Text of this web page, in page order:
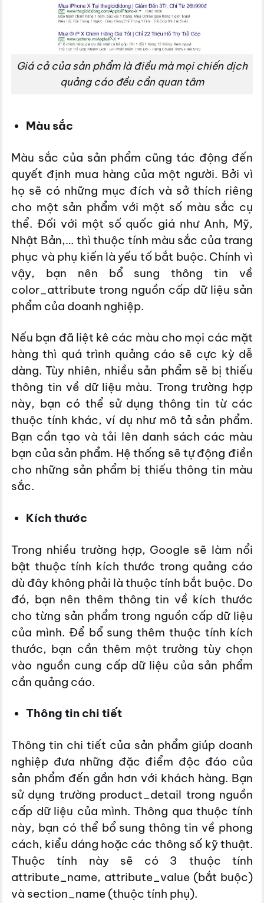
Giá cả của sản phẩm là điều mà mọi chiến dịch
quảng cáo đều cần quan tâm
Màu sắc
Màu sắc của sản phẩm cũng tác động đến
quyết định mua hàng của một người. Bởi vì
họ sẽ có những mục đích và sở thích riêng
cho một sản phẩm với một số màu sắc cụ
thể. Đối với một số quốc giá như Anh, Mỹ,
Nhật Bản,… thì thuộc tính màu sắc của trang
phục và phụ kiến là yếu tố bắt buộc. Chính vì
vậy, bạn nên bổ sung thông tin về
color_attribute trong nguồn cấp dữ liệu sản
phẩm của doanh nghiệp.
Nếu bạn đã liệt kê các màu cho mọi các mặt
hàng thì quá trình quảng cáo sẽ cực kỳ dễ
dàng. Tùy nhiên, nhiều sản phẩm sẽ bị thiếu
thông tin về dữ liệu màu. Trong trường hợp
này, bạn có thể sử dụng thông tin từ các
thuộc tính khác, ví dụ như mô tả sản phẩm.
Bạn cần tạo và tải lên danh sách các màu
bạn của sản phẩm. Hệ thống sẽ tự động điền
cho những sản phẩm bị thiếu thông tin màu
sắc.
Kích thước
Trong nhiều trường hợp, Google sẽ làm nổi
bật thuộc tính kích thước trong quảng cáo
dù đây không phải là thuộc tính bắt buộc. Do
đó, bạn nên thêm thông tin về kích thước
cho từng sản phẩm trong nguồn cấp dữ liệu
của mình. Để bổ sung thêm thuộc tính kích
thước, bạn cần thêm một trường tùy chọn
vào nguồn cung cấp dữ liệu của sản phẩm
cần quảng cáo.
Thông tin chi tiết
Thông tin chi tiết của sản phẩm giúp doanh
nghiệp đưa những đặc điểm độc đáo của
sản phẩm đến gần hơn với khách hàng. Bạn
sử dụng trường product_detail trong nguồn
cấp dữ liệu của mình. Thông qua thuộc tính
này, bạn có thể bổ sung thông tin về phong
cách, kiểu dáng hoặc các thông số kỹ thuật.
Thuộc tính này sẽ có 3 thuộc tính
attribute_name, attribute_value (bắt buộc)
và section_name (thuộc tính phụ).